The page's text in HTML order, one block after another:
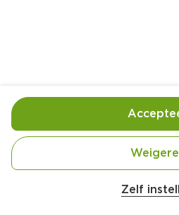
Ingrediënten
Zelf